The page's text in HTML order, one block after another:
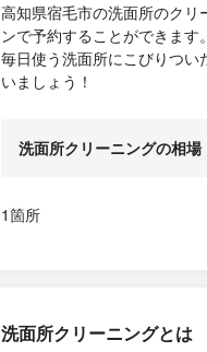
高知県宿毛市の洗面所のク
ンで予約することができます。
毎日使う洗面所にこびりつ
いましょう！
洗面所クリーニングの相場
1箇所
洗面所クリーニングとは